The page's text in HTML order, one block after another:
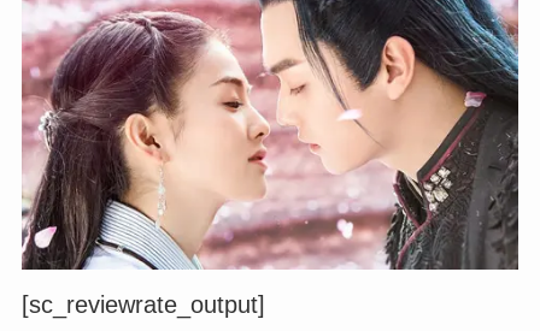
[sc_reviewrate_output]